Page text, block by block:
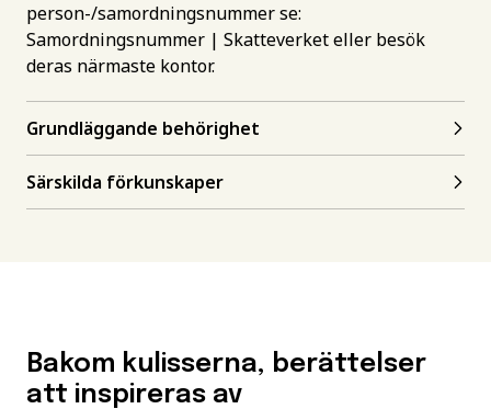
person-/samordningsnummer se:
Samordningsnummer | Skatteverketeller besök
deras närmaste kontor.
Grundläggande behörighet
Särskilda förkunskaper
Bakom kulisserna, berättelser
att inspireras av